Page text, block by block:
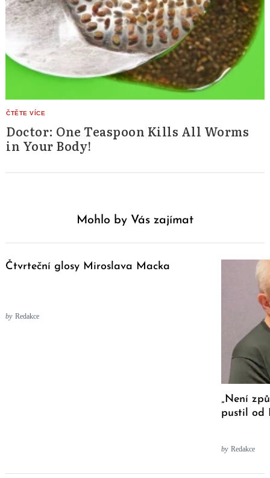
Doctor: One Teaspoon Kills All Worms
in Your Body!
Mohlo by Vás zajímat
Čtvrteční glosy Miroslava Macka
by Redakce
„Není
pustil od
by Redakce